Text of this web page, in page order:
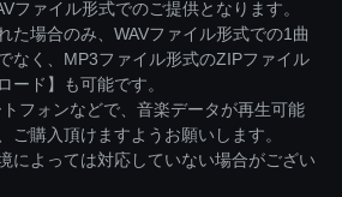
ファイル形式でのご提供となります。
た場合のみ、WAVファイル形式での1曲
なく、MP3ファイル形式のZIPファイル
ード】も可能です。
フォンなどで、音楽データが再生可能
ご購入頂けますようお願いします。
によっては対応していない場合がござい